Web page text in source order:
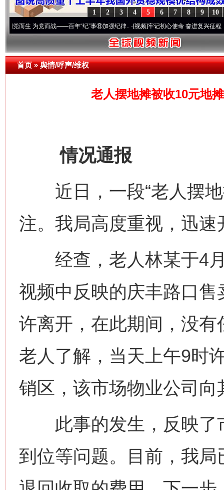
10
9
8
7
6
5
4
3
2
1
为党而战——百年“纪”事⑧加强纪律..·[视频]牢记初心使命 奋进复兴征程丨“转折之城
首页»舆情/呼声/维权
老人摆地摊被收10元地
情况通报
近日，一段“老人摆地
注。我局高度重视，迅速
经查，老人林某于4月
视频中反映的庆丰路口
许离开，在此期间，没
老人了解，当天上午9时
销区，该市场物业公司
此事的发生，反映了
到位等问题。目前，我